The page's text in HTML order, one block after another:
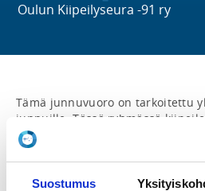
Suostumus
Oulun Kiipeilyseura -91 ry
Tämä junnuvuoro on tarkoitettu
junnuille. Tässä ryhmässä
porukalla, opettelemme
erilaisia tapoja kiivetä reittejä.
Säännöllisesti kiipeilyä